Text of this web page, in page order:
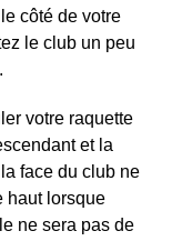
côté de votre
le club un peu
votre raquette
et la
face du club ne
haut lorsque
ne sera pas de